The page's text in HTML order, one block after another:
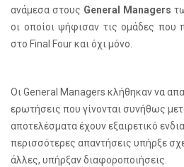
ανάμεσα στους General Managers
οι οποίοι ψήφισαν τις ομάδες που
στο Final Fourκαι όχι μόνο.
Οι General Managers κλήθηκαν να
ερωτήσεις που γίνονται συνήθως
αποτελέσματα έχουν εξαιρετικό
περισσότερες απαντήσεις υπήρξε
άλλες, υπήρξαν διαφοροποιήσεις.